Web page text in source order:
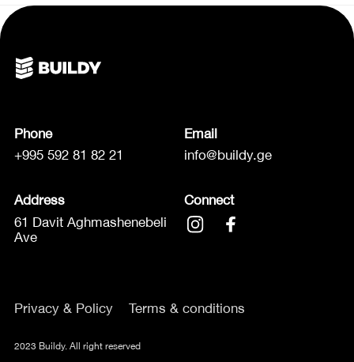
Phone
+995 592 81 82 21
Email
info@buildy.ge
Address
61 Davit Aghmashenebeli
Ave
Connect
Privacy & Policy Terms & conditions
2023 Buildy. All right reserved